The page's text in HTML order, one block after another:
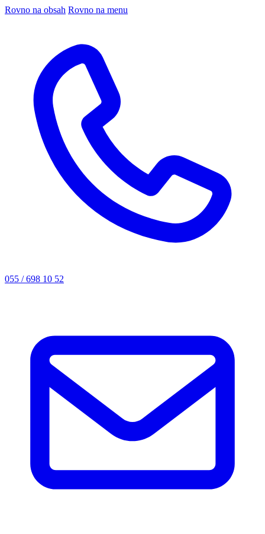
Rovno na obsah Rovno na menu
055 / 698 10 52